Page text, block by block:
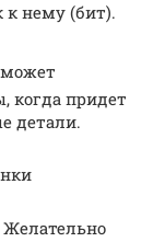
к нему (бит).
когда придет
детали.
Желательно